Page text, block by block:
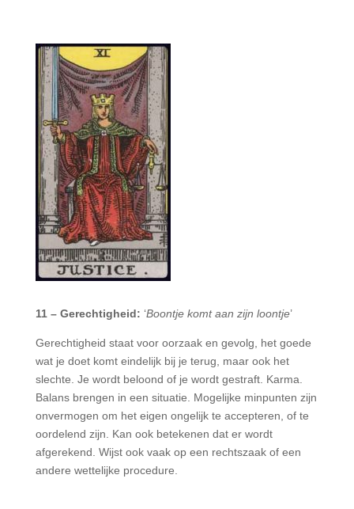
11 – Gerechtigheid: ‘Boontje komt aan zijn loontje’
Gerechtigheid staat voor oorzaak en gevolg, het goede
wat je doet komt eindelijk bij je terug, maar ook het
slechte. Je wordt beloond of je wordt gestraft. Karma.
Balans brengen in een situatie. Mogelijke minpunten zijn
onvermogen om het eigen ongelijk te accepteren, of te
oordelend zijn. Kan ook betekenen dat er wordt
afgerekend. Wijst ook vaak op een rechtszaak of een
andere wettelijke procedure.